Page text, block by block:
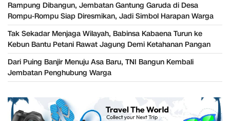
Rampung Dibangun, Jembatan Gantung Garuda di Desa
Rompu-Rompu Siap Diresmikan, Jadi Simbol Harapan Warga
Tak Sekadar Menjaga Wilayah, Babinsa Kabaena Turun ke
Kebun Bantu Petani Rawat Jagung Demi Ketahanan Pangan
Dari Puing Banjir Menuju Asa Baru, TNI Bangun Kembali
Jembatan Penghubung Warga